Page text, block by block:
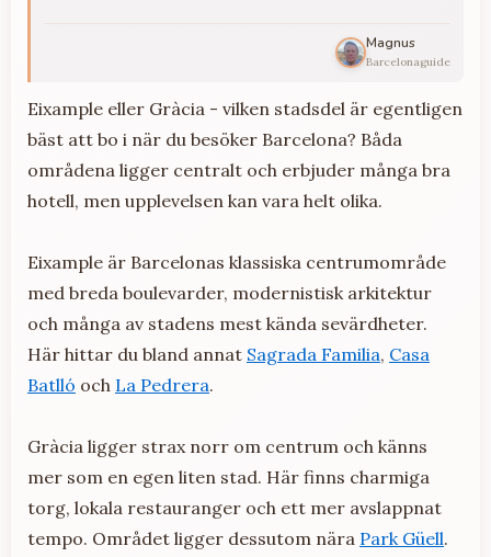
Magnus
Barcelonaguide
Eixample eller Gràcia - vilken stadsdel är egentligen
bäst att bo i när du besöker Barcelona? Båda
områdena ligger centralt och erbjuder många bra
hotell, men upplevelsen kan vara helt olika.
Eixample är Barcelonas klassiska centrumområde
med breda boulevarder, modernistisk arkitektur
och många av stadens mest kända sevärdheter.
Här hittar du bland annat Sagrada Familia, Casa
Batlló och La Pedrera.
Gràcia ligger strax norr om centrum och känns
mer som en egen liten stad. Här finns charmiga
torg, lokala restauranger och ett mer avslappnat
tempo. Området ligger dessutom nära Park Güell.